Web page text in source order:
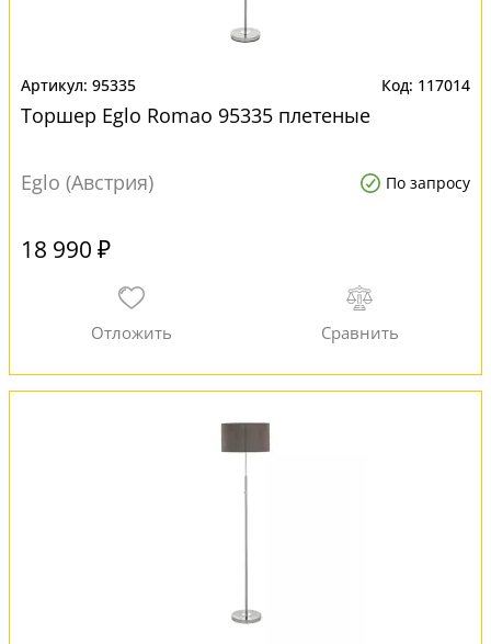
95335 117014
Торшер Eglo Romao 95335 плетеные
Eglo (Австрия) По запросу
18 990 ₽